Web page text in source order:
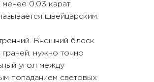
0,03 карат,
швейцарским.
Внешний блеск
нужно точно
угол между
попаданием световых